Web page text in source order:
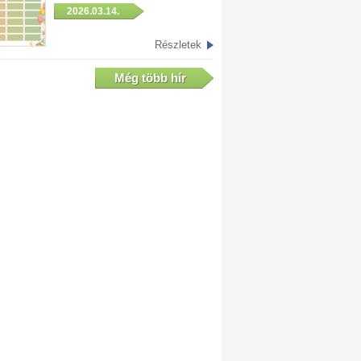
2026.03.14.
Részletek
Még több hír